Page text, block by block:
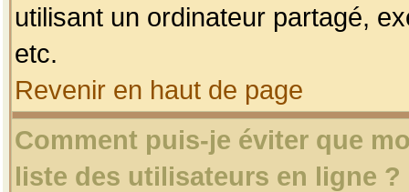
utilisant un ordinateur partagé,
etc.
Revenir en haut de page
Comment puis-je éviter que
liste des utilisateurs en ligne ?